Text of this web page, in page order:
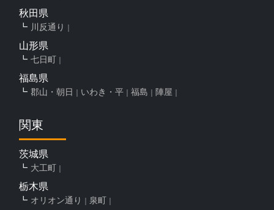
秋田県
川反通り
山形県
七日町
福島県
郡山・朝日 いわき・平 福島 陣屋
関東
茨城県
大工町
栃木県
オリオン通り 泉町